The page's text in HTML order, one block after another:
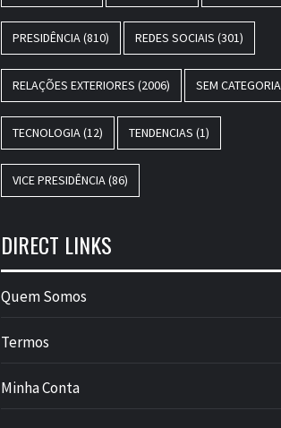
PRESIDÊNCIA (810) REDES SOCIAIS (301)
RELAÇÕES EXTERIORES (2006) SEM CATEGORIA
TECNOLOGIA (12) TENDENCIAS (1)
VICE PRESIDÊNCIA (86)
DIRECT LINKS
Quem Somos
Termos
Minha Conta